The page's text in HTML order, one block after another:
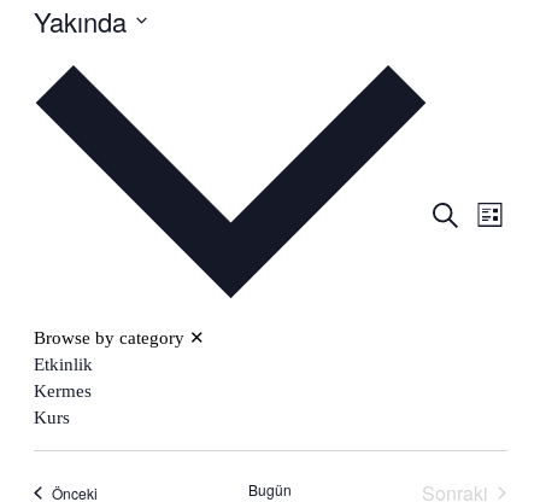
Ara
Liste
Yakında
seç.
Browse by category ✕
Etkinlik
Kermes
Kurs
ÖncekiEtkinlikler Bugün Sonraki